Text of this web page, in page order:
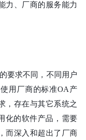
力、厂商的服务能力
要求不同，不同用户
用厂商的标准OA产
，存在与其它系统之
化的软件产品，需要
而深入和超出了厂商